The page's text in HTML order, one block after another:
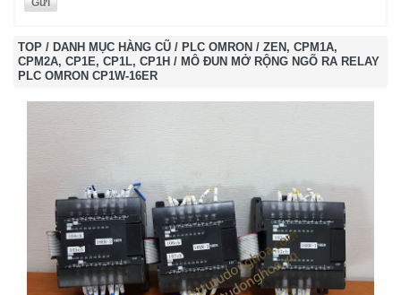
TOP / DANH MỤC HÀNG CŨ / PLC OMRON / ZEN, CPM1A,
CPM2A, CP1E, CP1L, CP1H / MÔ ĐUN MỞ RỘNG NGÕ RA RELAY
PLC OMRON CP1W-16ER